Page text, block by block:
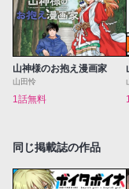
山神様のお抱え漫画家
山田怜
1話無料
同じ掲載誌の作品